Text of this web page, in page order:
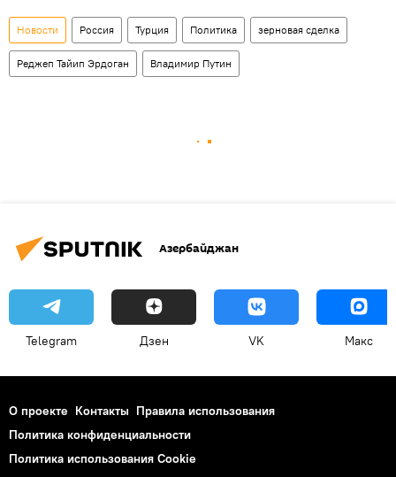
Новости Россия Турция Политика зерновая сделка
Реджеп Тайип Эрдоган Владимир Путин
Азербайджан
Telegram Дзен VK Макс
О проекте Контакты Правила использования
Политика конфиденциальности
Политика использования Cookie